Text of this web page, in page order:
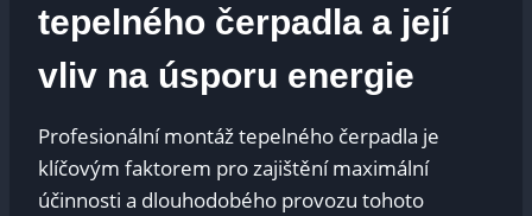
tepelného čerpadla a její
vliv na úsporu energie
Profesionální montáž tepelného čerpadla je
klíčovým faktorem pro zajištění maximální
účinnosti a dlouhodobého provozu tohoto